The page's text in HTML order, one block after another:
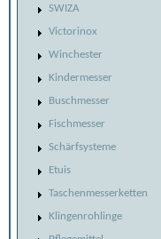
SWIZA
Victorinox
Winchester
Kindermesser
Buschmesser
Fischmesser
Schärfsysteme
Etuis
Taschenmesserketten
Klingenrohlinge